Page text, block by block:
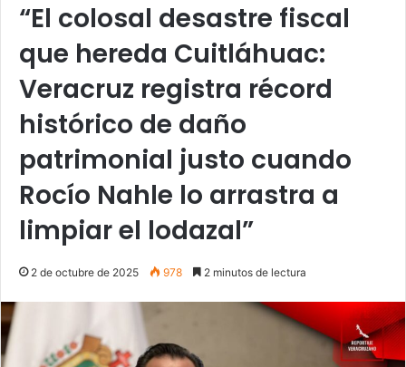
“El colosal desastre fiscal
que hereda Cuitláhuac:
Veracruz registra récord
histórico de daño
patrimonial justo cuando
Rocío Nahle lo arrastra a
limpiar el lodazal”
2 de octubre de 2025 978 2 minutos de lectura